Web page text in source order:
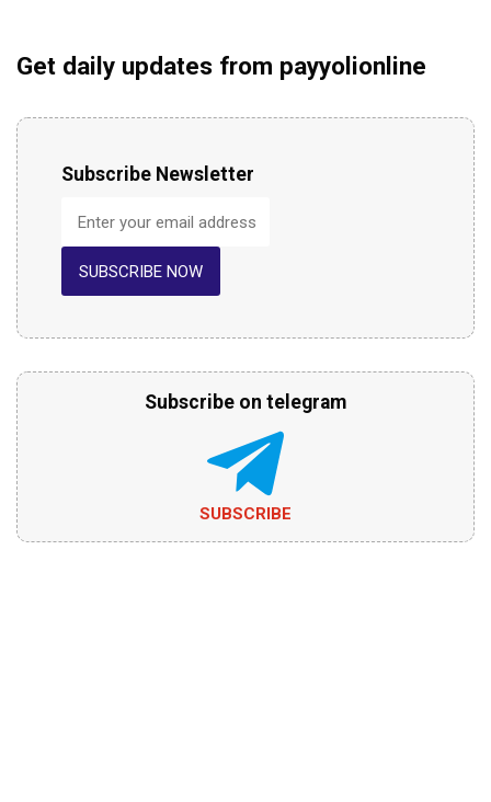
Get daily updates from payyolionline
Subscribe Newsletter
SUBSCRIBE NOW
Subscribe on telegram
SUBSCRIBE